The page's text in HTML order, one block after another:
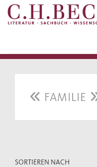
FAMILIE
SORTIEREN NACH